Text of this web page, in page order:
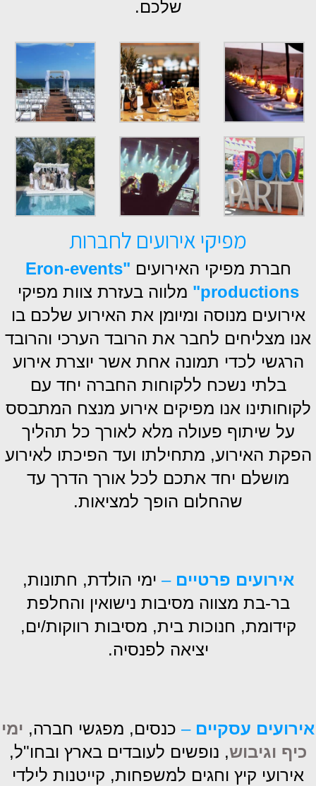
שלכם.
מפיקי אירועים לחברות
חברת מפיקי האירועים
"Eron-events
productions"
מלווה בעזרת צוות מפיקי
אירועים מנוסה ומיומן את האירוע שלכם בו
אנו מצליחים לחבר את הרובד הערכי והרובד
הרגשי לכדי תמונה אחת אשר יוצרת אירוע
בלתי נשכח ללקוחות החברה יחד עם
לקוחותינו אנו מפיקים אירוע מנצח המתבסס
על שיתוף פעולה מלא לאורך כל תהליך
הפקת האירוע, מתחילתו ועד הפיכתו לאירוע
מושלם יחד אתכם לכל אורך הדרך עד
שהחלום הופך למציאות.
אירועים פרטיים– ימי הולדת, חתונות,
בר-בת מצווה מסיבות נישואין והחלפת
קידומת, חנוכות בית, מסיבות רווקות/ים,
יציאה לפנסיה.
אירועים עסקיים– כנסים, מפגשי חברה, ימי
כיף וגיבוש, נופשים לעובדים בארץ ובחו"ל,
אירועי קיץ וחגים למשפחות, קייטנות לילדי